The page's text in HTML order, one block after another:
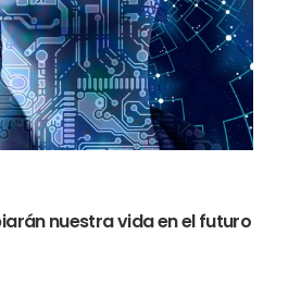
nuestra vida en el futuro